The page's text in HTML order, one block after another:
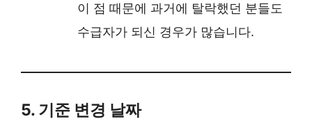
이 점 때문에 과거에 탈락했던 분들도
수급자가 되신 경우가 많습니다.
5. 기준 변경 날짜